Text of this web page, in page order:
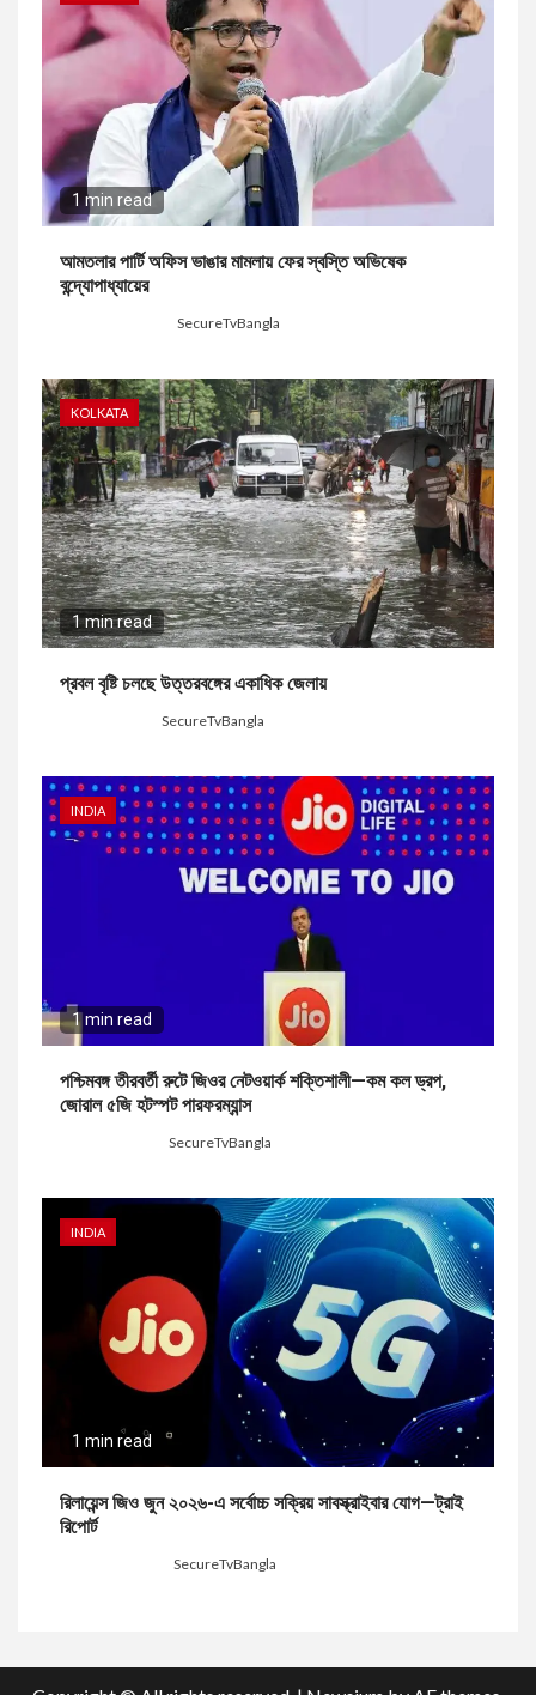
1 min read
আমতলার পার্টি অফিস ভাঙার মামলায় ফের স্বস্তি অভিষেক
বন্দ্যোপাধ্যায়ের
SecureTvBangla
KOLKATA
1 min read
প্রবল বৃষ্টি চলছে উত্তরবঙ্গের একাধিক জেলায়
SecureTvBangla
INDIA
1 min read
পশ্চিমবঙ্গ তীরবর্তী রুটে জিওর নেটওয়ার্ক শক্তিশালী—কম কল ড্রপ,
জোরাল ৫জি হটস্পট পারফরম্যান্স
SecureTvBangla
INDIA
1 min read
রিলায়েন্স জিও জুন ২০২৬-এ সর্বোচ্চ সক্রিয় সাবস্ক্রাইবার যোগ—ট্রাই
রিপোর্ট
SecureTvBangla